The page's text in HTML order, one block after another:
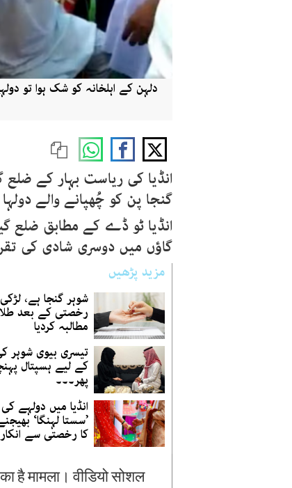
دلہن کے اہلخانہ کو شک ہوا تو
انڈیا کی ریاست بہار کے
گنجا پن کو چُھپانے والے
انڈیا ٹو ڈے کے مطابق ضلع
گاؤں میں دوسری شادی کی
مزید پڑھیں
شوہر گنجا ہے،
رخصتی کے بعد
مطالبہ کردیا
تیسری بیوی شوہر
کے لیے ہسپتال
پھر۔۔۔
انڈیا میں دولہے
’سستا لہنگا‘
کا رخصتی سے انکار
है मामला। वीडियो सोशल